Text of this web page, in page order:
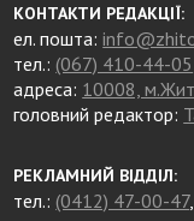
КОНТАКТИ РЕДАКЦІЇ:
ел. пошта:
тел.: (067) 410-44-05
адреса: 10008,
головний редактор:
РЕКЛАМНИЙ ВІДДІЛ:
тел.: (0412) 47-00-47,